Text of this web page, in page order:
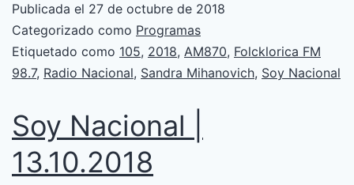
Publicada el 27 de octubre de 2018
Categorizado como Programas
Etiquetado como 105, 2018, AM870, Folcklorica FM
98.7, Radio Nacional, Sandra Mihanovich, Soy Nacional
Soy Nacional |
13.10.2018